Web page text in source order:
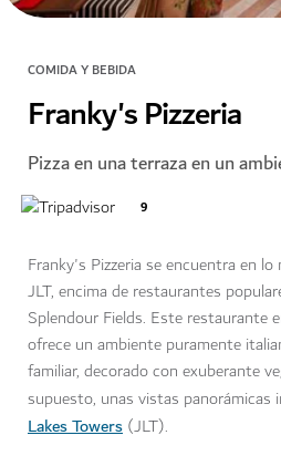
COMIDA Y BEBIDA
Franky's Pizzeria
Pizza en una terraza en un
9
Franky's Pizzeria se encuentra en
JLT, encima de restaurantes
Splendour Fields. Este restaurante
ofrece un ambiente puramente
familiar, decorado con exuberante
supuesto, unas vistas panorámicas
Lakes Towers (JLT).